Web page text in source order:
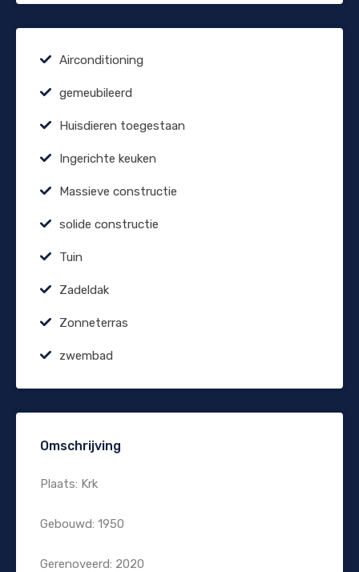
Airconditioning
gemeubileerd
Huisdieren toegestaan
Ingerichte keuken
Massieve constructie
solide constructie
Tuin
Zadeldak
Zonneterras
zwembad
Omschrijving
Plaats: Krk
Gebouwd: 1950
Gerenoveerd: 2020